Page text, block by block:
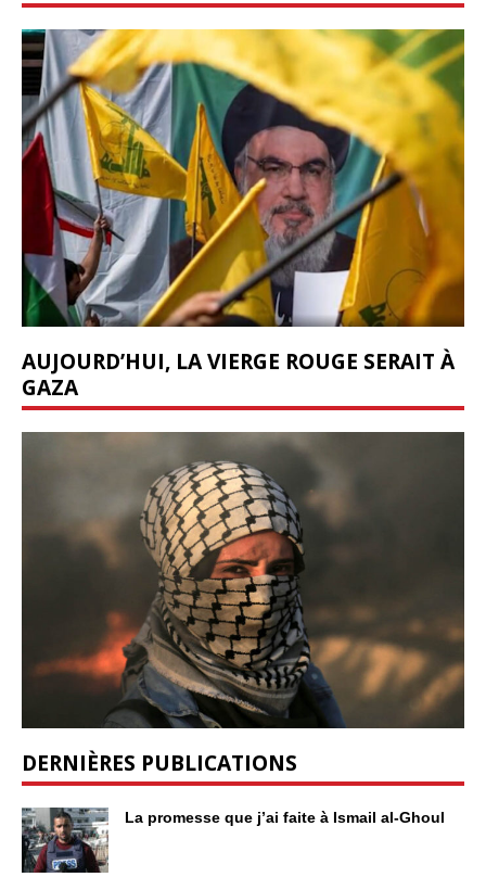
AUJOURD’HUI, LA VIERGE ROUGE SERAIT À
GAZA
DERNIÈRES PUBLICATIONS
La promesse que j’ai faite à Ismail al-Ghoul